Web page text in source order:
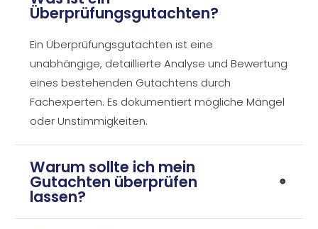
Überprüfungsgutachten?
Ein Überprüfungsgutachten ist eine
unabhängige, detaillierte Analyse und Bewertung
eines bestehenden Gutachtens durch
Fachexperten. Es dokumentiert mögliche Mängel
oder Unstimmigkeiten.
Warum sollte ich mein
Gutachten überprüfen
lassen?